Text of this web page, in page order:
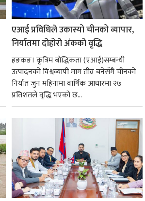
एआई प्रविधिले उकास्यो चीनको व्यापार,
निर्यातमा दोहोरो अंकको वृद्धि
हङकङ। कृत्रिम बौद्धिकता (एआई)सम्बन्धी
उत्पादनको विश्वव्यापी माग तीव्र बनेसँगै चीनको
निर्यात जुन महिनामा वार्षिक आधारमा २७
प्रतिशतले वृद्धि भएको छ...